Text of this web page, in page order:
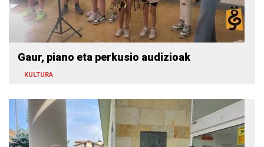
Gaur, piano eta perkusio audizioak
KULTURA